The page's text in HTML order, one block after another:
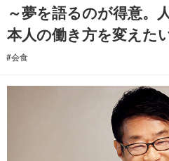
～夢を語るのが得意。
本人の働き方を変えた
#会食